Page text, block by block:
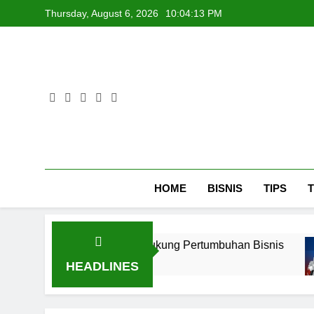
to
Thursday, August 6, 2026 10:04:14 PM
HOME BISNIS TIPS
HEADLINES
untuk Mendukung Pertumbuhan Bisnis